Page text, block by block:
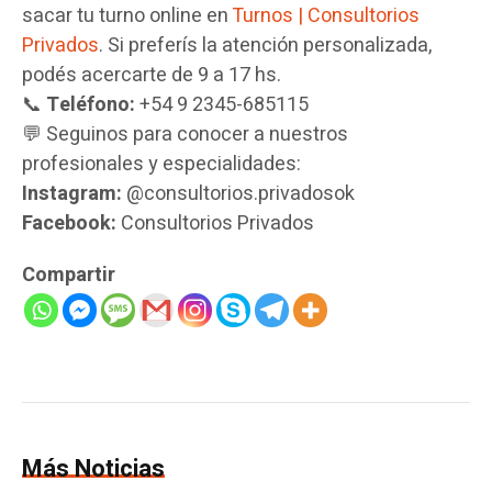
sacar tu turno online enTurnos | Consultorios
Privados. Si preferís la atención personalizada,
podés acercarte de 9 a 17 hs.
📞 Teléfono:+54 9 2345-685115
💬 Seguinos para conocer a nuestros
profesionales y especialidades:
Instagram: @consultorios.privadosok
Facebook: Consultorios Privados
Compartir
Más Noticias